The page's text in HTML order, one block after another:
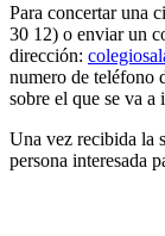
Para concertar una
30 12) o enviar un
dirección:
numero de teléfono
sobre el que se va a
Una vez recibida la
persona interesada